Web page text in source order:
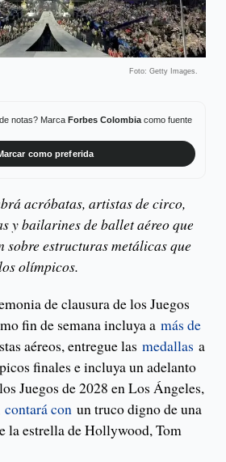
Foto: Getty Images.
notas? Marca Forbes Colombiacomo fuente
como preferida
acróbatas, artistas de circo,
y bailarines de ballet aéreo que
sobre estructuras metálicas que
olímpicos.
de clausura de los Juegos
fin de semana incluya a más de
aéreos, entregue las medallas a
finales e incluya un adelanto
Juegos de 2028 en Los Ángeles,
contará con un truco digno de una
la estrella de Hollywood, Tom